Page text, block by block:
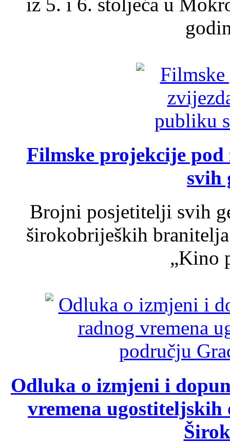
Filmske projekcije
svih
Brojni posjetitelji svih
širokobrijeških
„Kino
Odluka o izmjeni i
vremena